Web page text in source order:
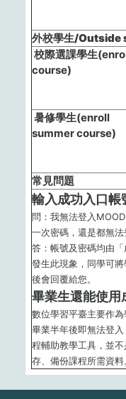
外校學生/
校際選課學生
course)
暑修學生(enroll
summer course)
常見問題
輸入成功入口帳
問：我無法登入
一次密碼，還是都無
答：帳號及密碼均由
發生此現象，同學可
後會回覆給您。
畢業生還能使用
數位學習平臺主要作
畢業半年後即無法登
程輔助教學工具，並
存、備份課程所需資料